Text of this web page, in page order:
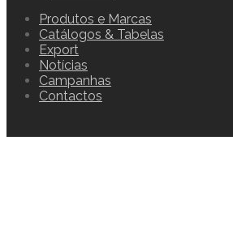
Produtos e Marcas
Catálogos & Tabelas
Export
Notícias
Campanhas
Contactos